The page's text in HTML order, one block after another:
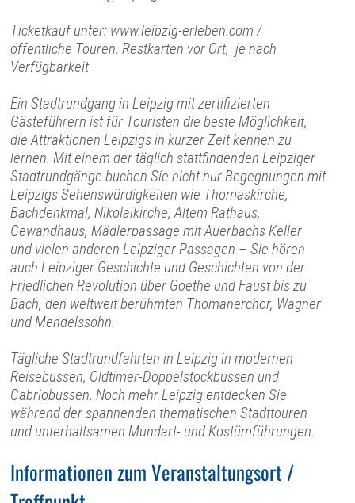
Ticketkauf unter: www.leipzig-erleben.com /
öffentliche Touren. Restkarten vor Ort, je nach
Verfügbarkeit
Ein Stadtrundgang in Leipzig mit zertifizierten
Gästeführern ist für Touristen die beste Möglichkeit,
die Attraktionen Leipzigs in kurzer Zeit kennen zu
lernen. Mit einem der täglich stattfindenden Leipziger
Stadtrundgänge buchen Sie nicht nur Begegnungen mit
Leipzigs Sehenswürdigkeiten wie Thomaskirche,
Bachdenkmal, Nikolaikirche, Altem Rathaus,
Gewandhaus, Mädlerpassage mit Auerbachs Keller
und vielen anderen Leipziger Passagen – Sie hören
auch Leipziger Geschichte und Geschichten von der
Friedlichen Revolution über Goethe und Faust bis zu
Bach, den weltweit berühmten Thomanerchor, Wagner
und Mendelssohn.
Tägliche Stadtrundfahrten in Leipzig in modernen
Reisebussen, Oldtimer-Doppelstockbussen und
Cabriobussen. Noch mehr Leipzig entdecken Sie
während der spannenden thematischen Stadttouren
und unterhaltsamen Mundart- und Kostümführungen.
Informationen zum Veranstaltungsort /